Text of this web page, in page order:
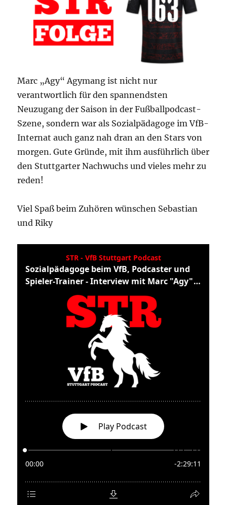
Marc „Agy“ Agymang ist nicht nur
verantwortlich für den spannendsten
Neuzugang der Saison in der Fußballpodcast-
Szene, sondern war als Sozialpädagoge im VfB-
Internat auch ganz nah dran an den Stars von
morgen. Gute Gründe, mit ihm ausführlich über
den Stuttgarter Nachwuchs und vieles mehr zu
reden!
Viel Spaß beim Zuhören wünschen Sebastian
und Riky